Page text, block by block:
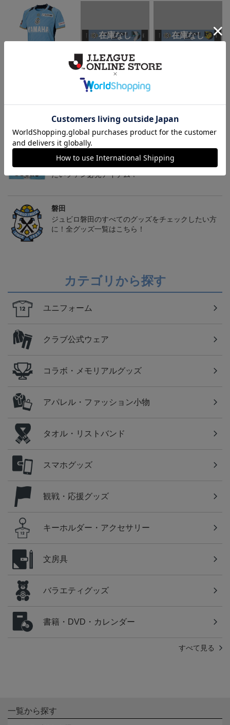
ジュビロ磐田 チルタリ
ス タオルマフラー
2,500円
トピックス
磐田
お気に入りの小物でいつもチームを近くで感じてい
たいファン必見アイテム！
磐田
ジュビロ磐田のすべてのグッズをチェックしたい方
に！全グッズ一覧はこちら！
カテゴリから探す
ユニフォーム
クラブ公式ウェア
コラボ・メモリアルグッズ
アパレル・ファッション小物
タオル・リストバンド
スマホグッズ
観戦・応援グッズ
キーホルダー・アクセサリー
文房具
バラエティグッズ
書籍・DVD・カレンダー
すべて見る
一覧から探す